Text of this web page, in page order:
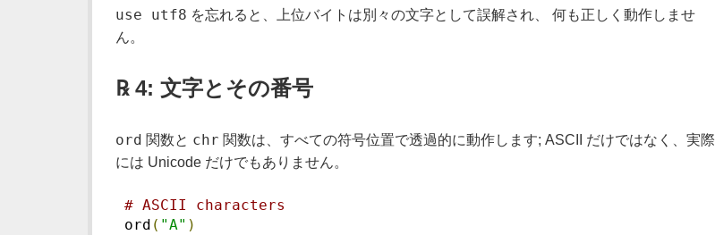
use utf8 を忘れると、上位バイトは別々の文字として誤解され、 何も正しく動作しませ
ん。
℞ 4: 文字とその番号
ord 関数と chr 関数は、すべての符号位置で透過的に動作します; ASCII だけではなく、実際
には Unicode だけでもありません。
# ASCII characters
ord ( "A" )